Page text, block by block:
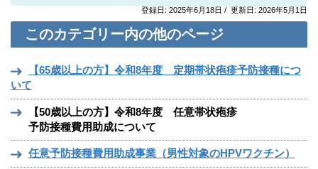
登録日: 2025年6月18日 / 更新日: 2026年5月1日
このカテゴリー内の他のページ
【65歳以上の方】令和8年度 定期帯状疱疹予防接種につ
いて
【50歳以上の方】令和8年度 任意帯状疱疹
予防接種費用助成について
任意予防接種費用助成事業（男性対象のHPVワクチン）